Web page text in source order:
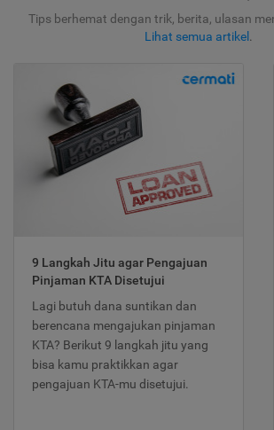
Tips berhemat dengan trik, berita, ulasan
Lihat semua artikel .
9 Langkah Jitu agar Pengajuan
Pinjaman KTA Disetujui
Lagi butuh dana suntikan dan
berencana mengajukan pinjaman
KTA? Berikut 9 langkah jitu yang
bisa kamu praktikkan agar
pengajuan KTA-mu disetujui.